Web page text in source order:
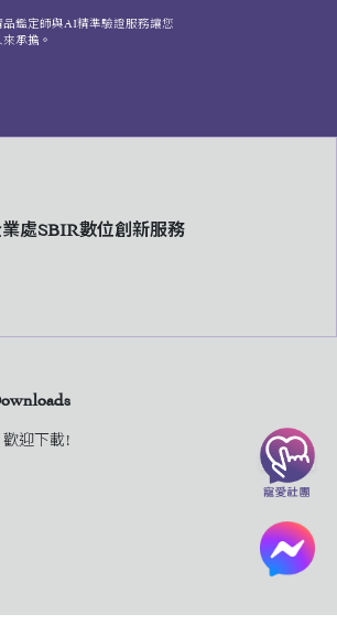
鑑定師與AI精準驗證服務讓您
承擔。
處SBIR數位創新服務
迎下載!